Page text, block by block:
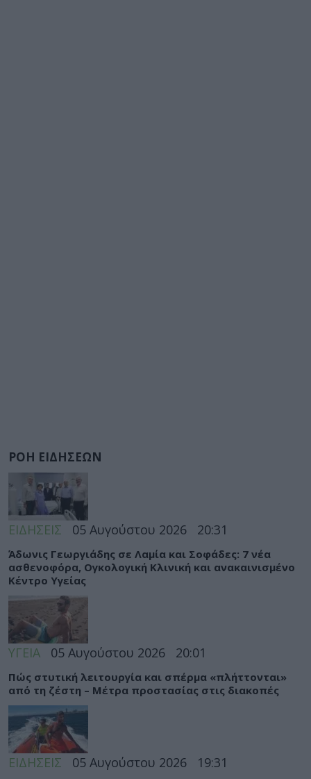
ΡΟΗ ΕΙΔΗΣΕΩΝ
ΕΙΔΗΣΕΙΣ 05 Αυγούστου 2026 20:31
Άδωνις Γεωργιάδης σε Λαμία και Σοφάδες: 7 νέα
ασθενοφόρα, Ογκολογική Κλινική και ανακαινισμένο
Κέντρο Υγείας
ΥΓΕΙΑ 05 Αυγούστου 2026 20:01
Πώς στυτική λειτουργία και σπέρμα «πλήττονται»
από τη ζέστη – Μέτρα προστασίας στις διακοπές
ΕΙΔΗΣΕΙΣ 05 Αυγούστου 2026 19:31